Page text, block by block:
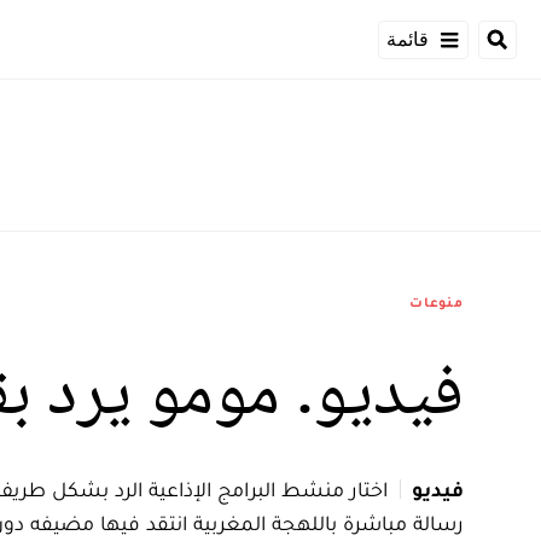
قائمة
منوعات
فيديو. مومو يرد
فيديو
اختار منشط البرامج الإذاعية الرد بشكل
رسالة مباشرة باللهجة المغربية انتقد فيها